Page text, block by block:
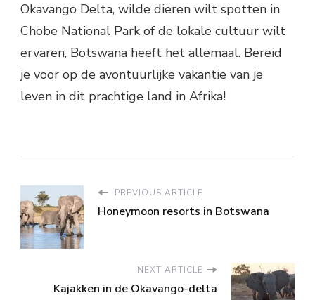
Okavango Delta, wilde dieren wilt spotten in
Chobe National Park of de lokale cultuur wilt
ervaren, Botswana heeft het allemaal. Bereid
je voor op de avontuurlijke vakantie van je
leven in dit prachtige land in Afrika!
PREVIOUS ARTICLE
Honeymoon resorts in Botswana
NEXT ARTICLE
Kajakken in de Okavango-delta